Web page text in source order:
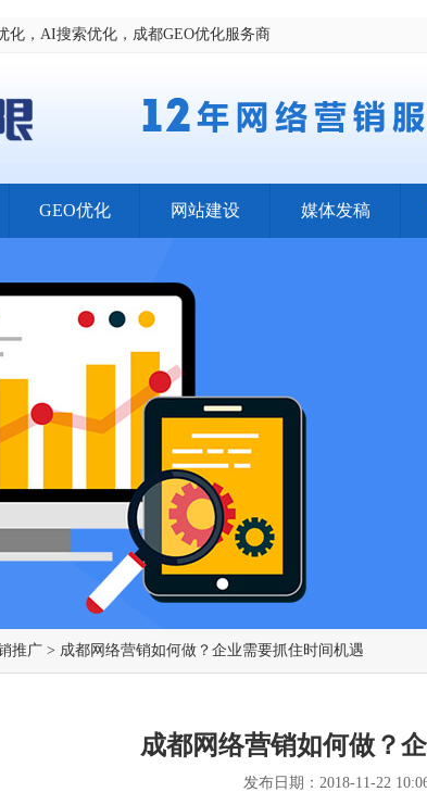
化，AI搜索优化，成都GEO优化服务商
GEO优化 网站建设 媒体发稿
推广 > 成都网络营销如何做？企业需要抓住时间机遇
成都网络营销如何做？
发布日期：2018-11-22